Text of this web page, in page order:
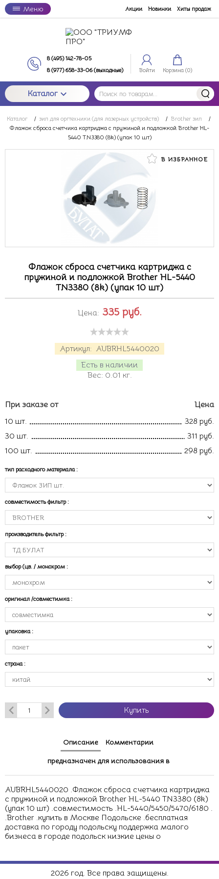
Меню Акции Новинки Хиты продаж
8 (495) 142-78-05
8 (977) 658-33-06 (выходные)
Войти Корзина (0)
Каталог
Каталог / зип для оргтехники (для лазерных устройств) / Brother зип
/
Флажок сброса счетчика картриджа с пружиной и подложкой Brother HL-
5440 TN3380 (8k) (упак 10 шт)
В ИЗБРАННОЕ
Флажок сброса счетчика картриджа с
пружиной и подложкой Brother HL-5440
TN3380 (8k) (упак 10 шт)
Артикул: AUBRHL5440020
Есть в наличии
Вес: 0.01 кг.
Цена: 335 руб.
При заказе от
Цена
10 шт.
328 руб.
30 шт.
311 руб.
100 шт.
298 руб.
тип расходного материала :
совместимость фильтр :
производитель фильтр :
выбор (цв. / монохром :
оригинал /совместимка :
упаковка :
страна :
Купить
Описание Комментарии
предназначен для использования в
AUBRHL5440020 .Флажок сброса счетчика картриджа
с пружиной и подложкой Brother HL-5440 TN3380 (8k)
(упак 10 шт) .совместимость .HL-5440/5450/5470/6180 .
.Brother .купить в Москве Подольске .бесплатная
доставка по городу подольску поддержка малого
бизнеса в городе подольск низкие цены о
2026 год. Все права защищены.